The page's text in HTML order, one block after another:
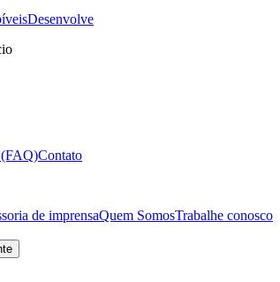
Desenvolve
(FAQ)Contato
de imprensaQuem SomosTrabalhe conosco